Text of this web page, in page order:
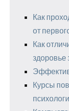
Как
от
Как
здоровье
Курсы